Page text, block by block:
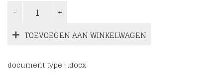
TOEVOEGEN AAN WINKELWAGEN
document type : .docx